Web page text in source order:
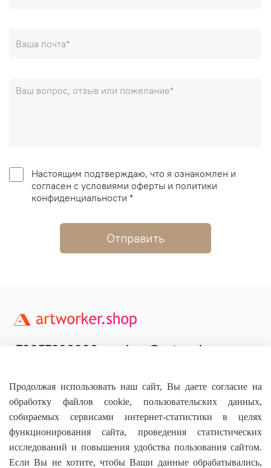
Настоящим подтверждаю, что я ознакомлен и
согласен с условиями оферты и политики
конфиденциальности *
Отправить
Основное
+79957800990 shop@artworker.pro
Продолжая использовать наш сайт, Вы даете согласие на
обработку файлов cookie, пользовательских данных,
собираемых сервисами интернет-статистики в целях
функционирования сайта, проведения статистических
исследований и повышения удобства пользования сайтом.
Если Вы не хотите, чтобы Ваши данные обрабатывались,